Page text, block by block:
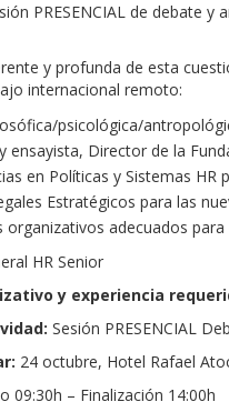
PRESENCIAL de debate
y profunda de esta
internacional remoto:
psicológica/
ensayista, Director de la
en Políticas y Sistemas
Estratégicos para las
organizativos adecuados
HR Senior
y experiencia
Sesión PRESENCIAL
24 octubre, Hotel Rafael
09:30h – Finalización 14:00h